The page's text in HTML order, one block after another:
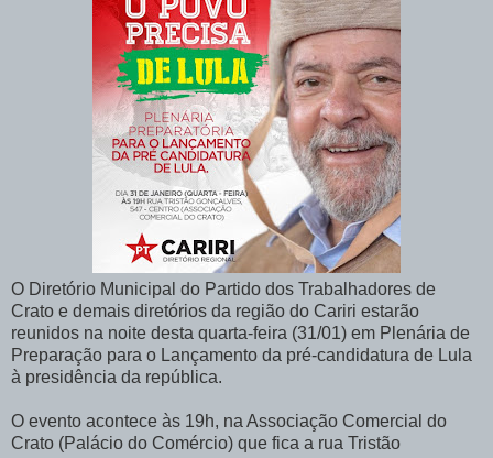
O Diretório Municipal do Partido dos Trabalhadores de
Crato e demais diretórios da região do Cariri estarão
reunidos na noite desta quarta-feira (31/01) em Plenária de
Preparação para o Lançamento da pré-candidatura de Lula
à presidência da república.
O evento acontece às 19h, na Associação Comercial do
Crato (Palácio do Comércio) que fica a rua Tristão